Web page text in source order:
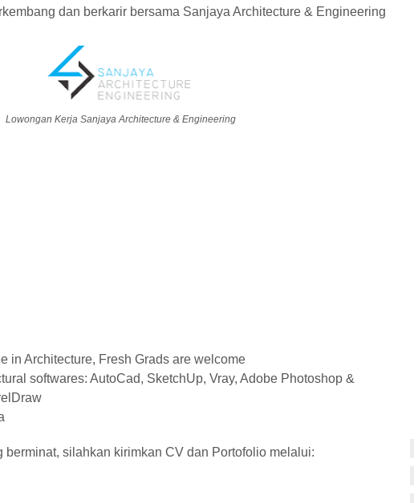
dan berkarir bersama Sanjaya Architecture & Engineering
Lowongan Kerja Sanjaya Architecture & Engineering
in Architecture, Fresh Grads are welcome
softwares: AutoCad, SketchUp, Vray, Adobe Photoshop &
berminat, silahkan kirimkan CV dan Portofolio melalui: